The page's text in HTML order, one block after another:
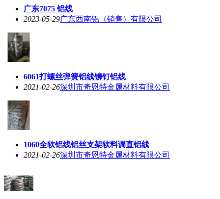
广东7075 铝线
2023-05-29广东西南铝（销售）有限公司
6061打螺丝弹簧铝线铆钉铝线
2021-02-26深圳市奇恩特金属材料有限公司
1060全软铝线铝丝支架软料调直铝线
2021-02-26深圳市奇恩特金属材料有限公司